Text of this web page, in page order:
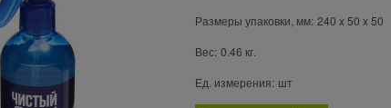
Размеры упаковки, мм: 240 x50 x50
Вес: 0.46 кг.
Ед. измерения: шт